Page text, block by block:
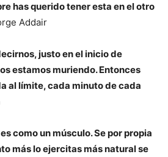
has querido tener esta en el otro
Addair
justo en el inicio de
estamos muriendo. Entonces
al límite, cada minuto de cada
como un músculo. Se por propia
más lo ejercitas más natural se